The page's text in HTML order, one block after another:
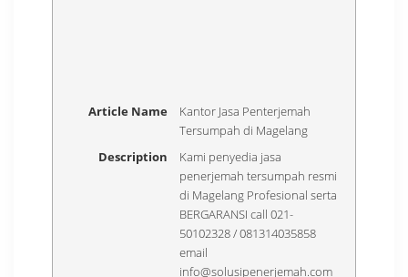
Article Name
Kantor Jasa Penterjemah
Tersumpah di Magelang
Description
Kami penyedia jasa
penerjemah tersumpah resmi
di Magelang Profesional serta
BERGARANSI call 021-
50102328 / 081314035858
email
info@solusipenerjemah.com